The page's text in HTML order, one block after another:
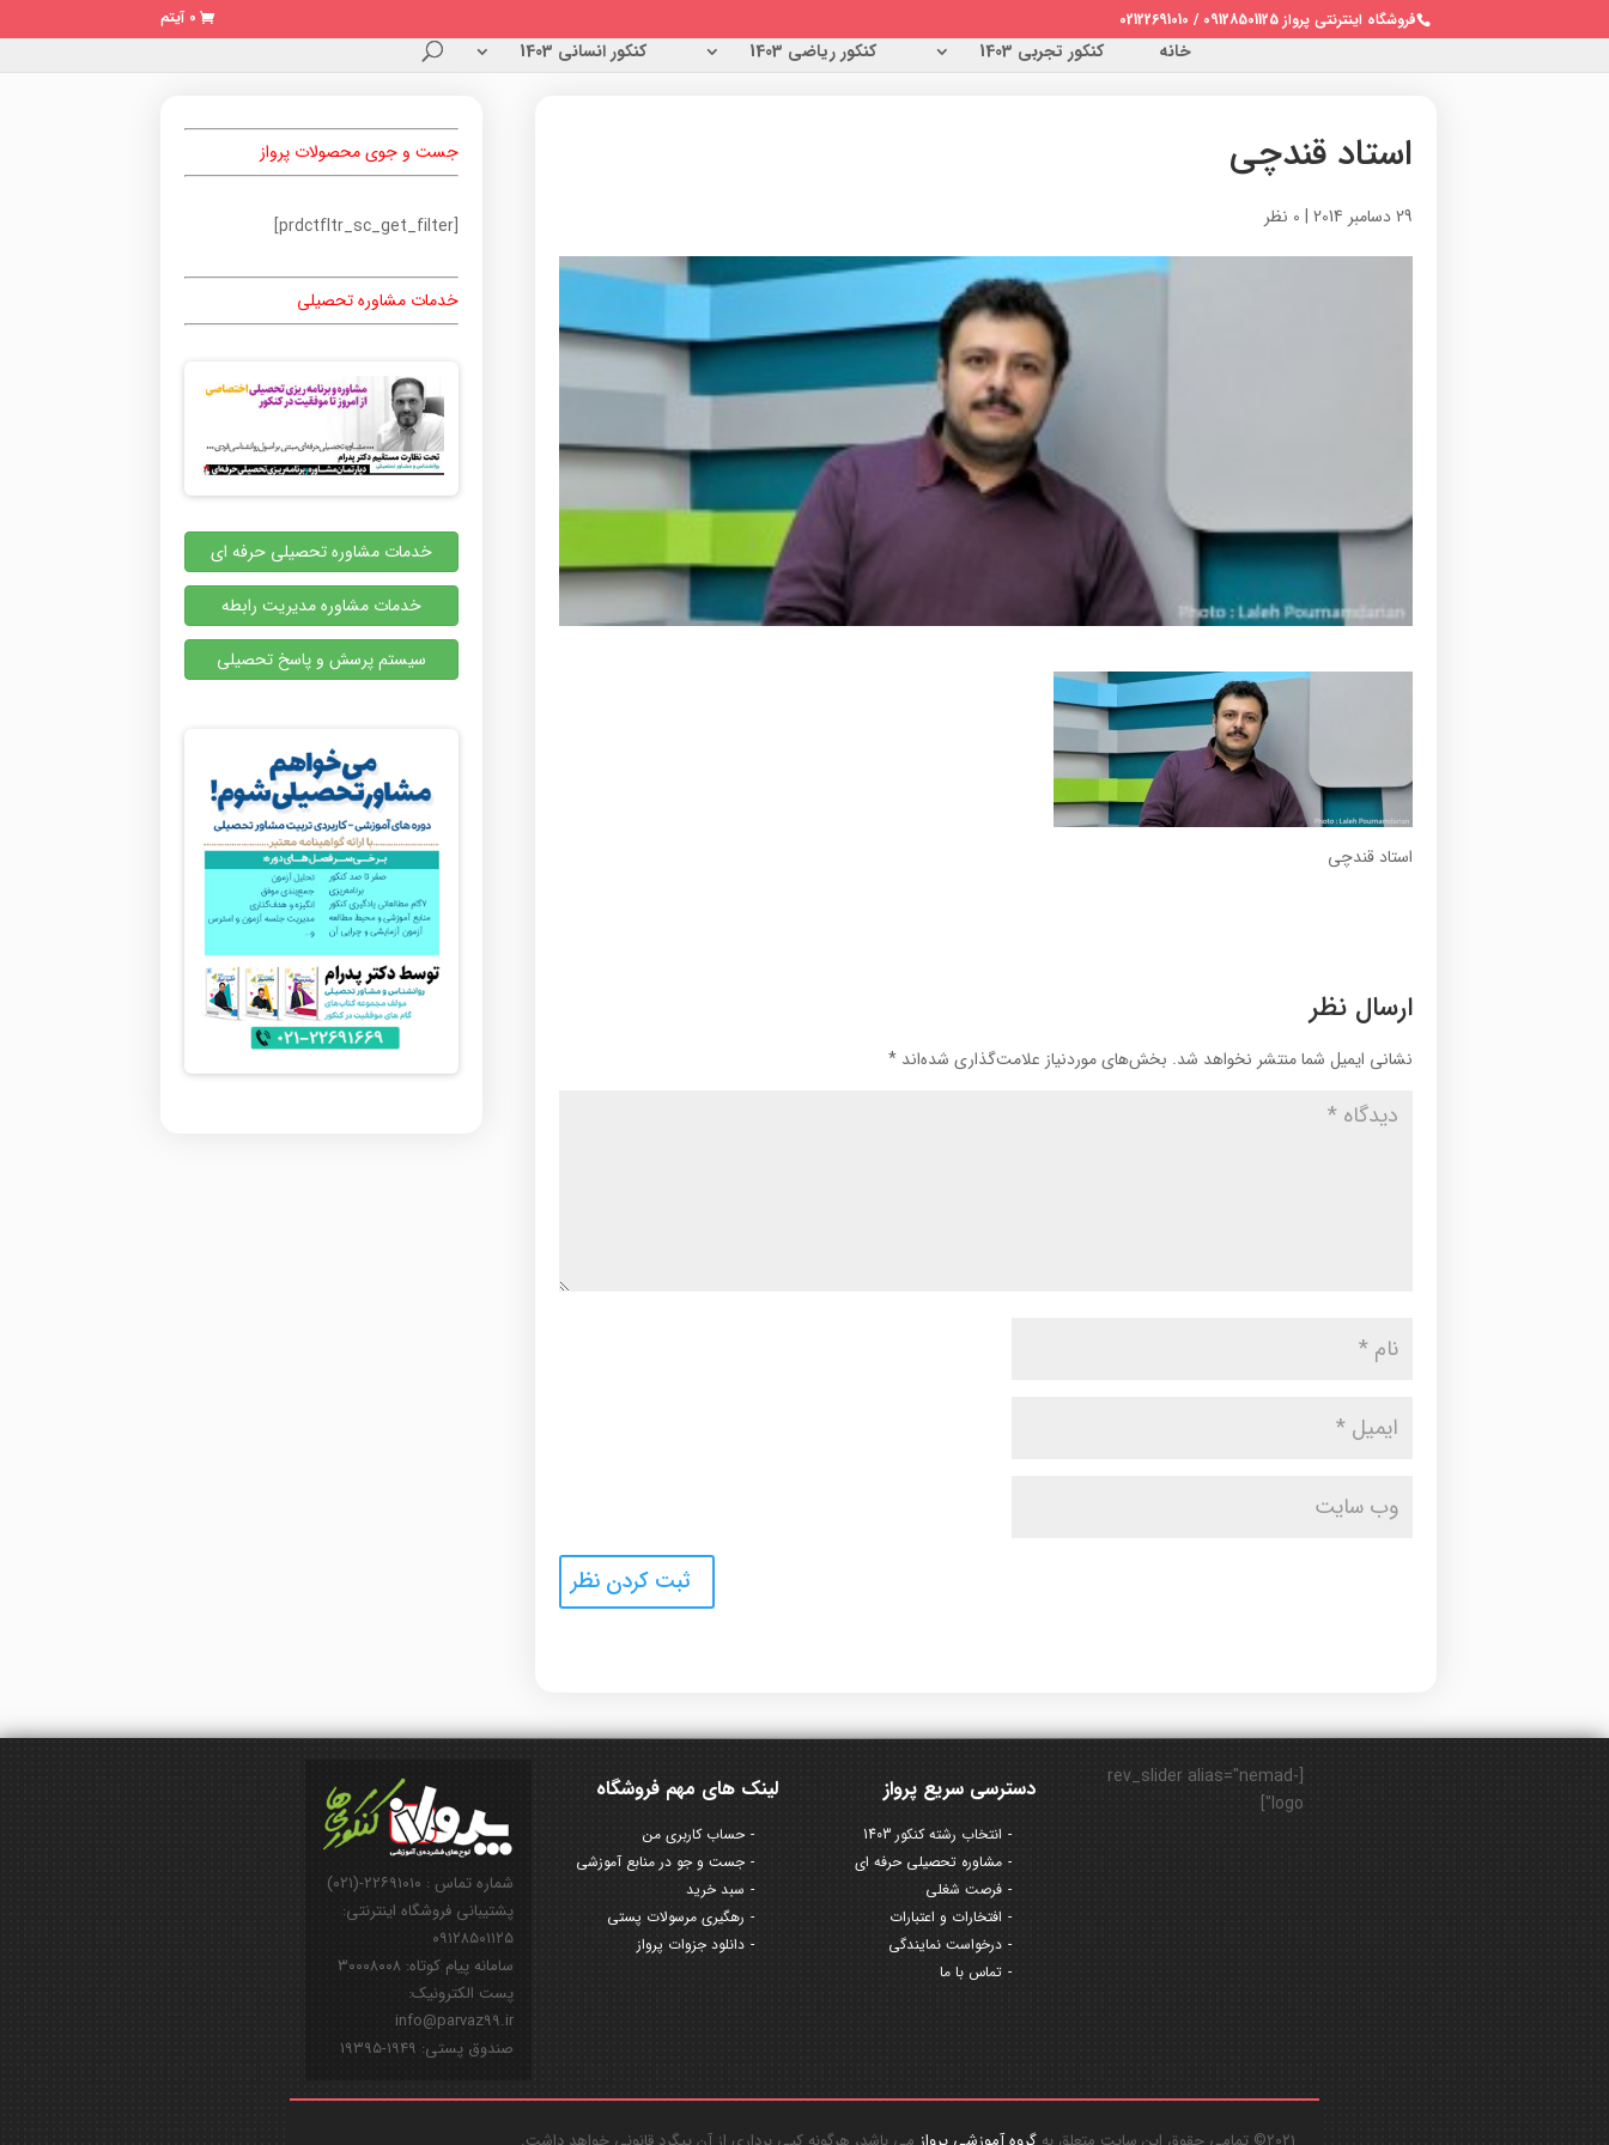
فروشگاه اینترنتی پرواز 09128501125 / 02122691010 0 آیتم
خانه کنکور تجربی 1403 کنکور ریاضی 1403 کنکور انسانی 1403
استاد قندچی
29 دسامبر 2014 | 0 نظر
استاد قندچی
ارسال نظر
نشانی ایمیل شما منتشر نخواهد شد. بخش‌های موردنیاز علامت‌گذاری شده‌اند*
جست و جوی محصولات پرواز
[prdctfltr_sc_get_filter]
خدمات مشاوره تحصیلی
خدمات مشاوره تحصیلی حرفه ای
خدمات مشاوره مدیریت رابطه
سیستم پرسش و پاسخ تحصیلی
شماره تماس : ۲۲۶۹۱۰۱۰-(۰۲۱)
پشتیبانی فروشگاه اینترنتی:
۰۹۱۲۸۵۰۱۱۲۵
سامانه پیام کوتاه: ۳۰۰۰۸۰۰۸
پست الکترونیک:
info@parvaz99.ir
صندوق پستی: ۱۹۴۹-۱۹۳۹۵
لینک های مهم فروشگاه
حساب کاربری من
جست و جو در منابع آموزشی
سبد خرید
رهگیری مرسولات پستی
دانلود جزوات پرواز
دسترسی سریع پرواز
انتخاب رشته کنکور 1403
مشاوره تحصیلی حرفه ای
فرصت شغلی
افتخارات و اعتبارات
درخواست نمایندگی
تماس با ما
[rev_slider alias="nemad-
logo"]